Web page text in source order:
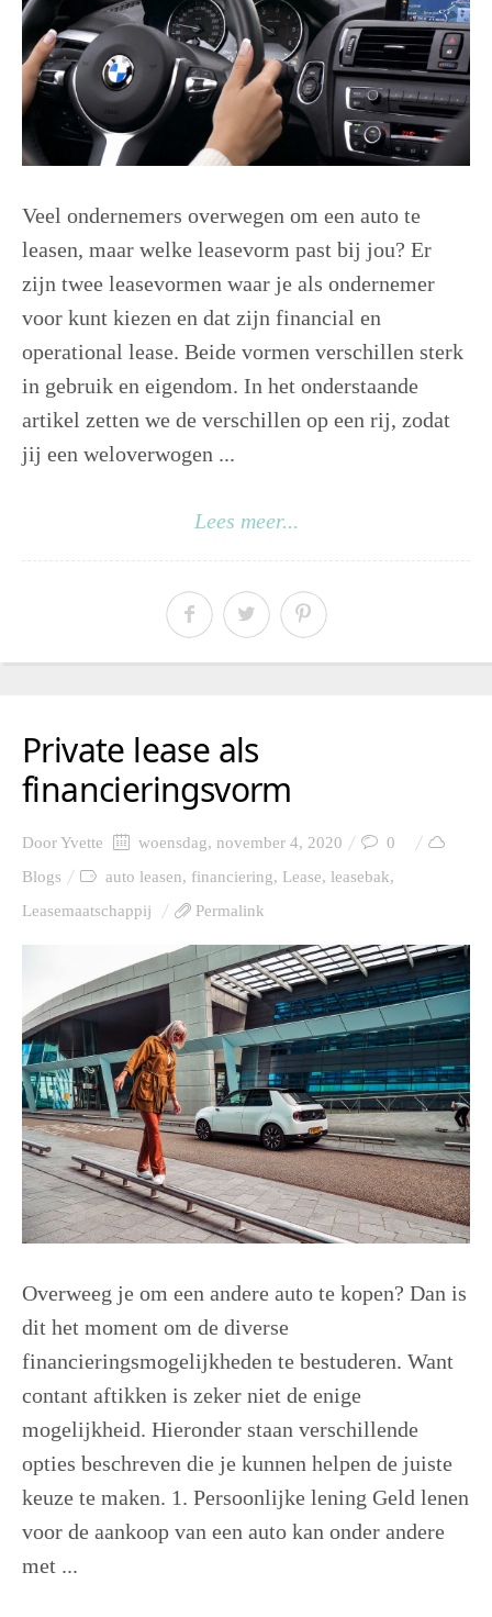
Veel ondernemers overwegen om een auto te
leasen, maar welke leasevorm past bij jou? Er
zijn twee leasevormen waar je als ondernemer
voor kunt kiezen en dat zijn financial en
operational lease. Beide vormen verschillen sterk
in gebruik en eigendom. In het onderstaande
artikel zetten we de verschillen op een rij, zodat
jij een weloverwogen ...
Lees meer...
Private lease als
financieringsvorm
DoorYvette woensdag, november 4, 2020
0
Blogs
auto leasen, financiering, Lease, leasebak,
Leasemaatschappij
Permalink
Overweeg je om een andere auto te kopen? Dan is
dit het moment om de diverse
financieringsmogelijkheden te bestuderen. Want
contant aftikken is zeker niet de enige
mogelijkheid. Hieronder staan verschillende
opties beschreven die je kunnen helpen de juiste
keuze te maken. 1. Persoonlijke lening Geld lenen
voor de aankoop van een auto kan onder andere
met ...